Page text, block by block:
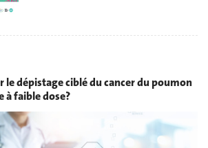
dépistage ciblé du cancer du poumon
à faible dose?